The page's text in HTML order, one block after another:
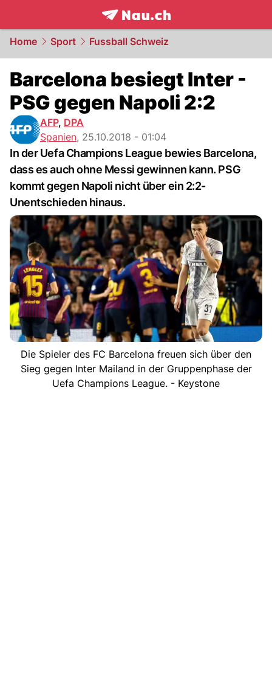
frontpage.NAU.ch
Home Sport Fussball Schweiz
Barcelona besiegt Inter -
PSG gegen Napoli 2:2
AFP, DPA
Spanien, 25.10.2018 - 01:04
In der Uefa Champions League bewies Barcelona,
dass es auch ohne Messi gewinnen kann. PSG
kommt gegen Napoli nicht über ein 2:2-
Unentschieden hinaus.
Die Spieler des FC Barcelona freuen sich über den
Sieg gegen Inter Mailand in der Gruppenphase der
Uefa Champions League. - Keystone